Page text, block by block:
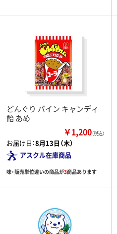
どんぐり パイン キャンディ
飴 あめ
￥1,200（税込）
お届け日：8月13日（木）
アスクル在庫商品
味・販売単位違いの商品が3商品あります